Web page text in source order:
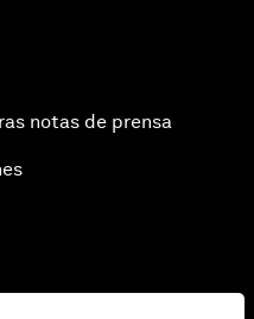
notas de prensa